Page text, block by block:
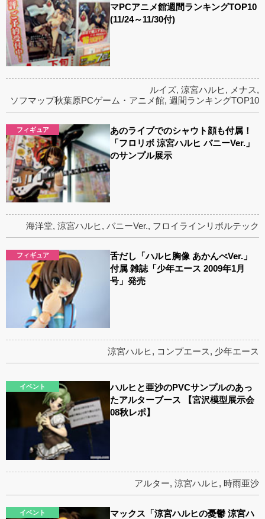
マPCアニメ館週間ランキングTOP10
(11/24～11/30付)
ルイズ, 涼宮ハルヒ , メナス,
ソフマップ秋葉原PCゲーム・アニメ館, 週間ランキングTOP10
フィギュア
あのライブでのシャウト顔も付属！
「フロリボ 涼宮ハルヒ バニーVer.」
のサンプル展示
海洋堂, 涼宮ハルヒ , バニーVer., フロイラインリボルテック
フィギュア
舌だし「ハルヒ胸像 あかんべVer.」
付属 雑誌「少年エース 2009年1月
号」発売
涼宮ハルヒ, コンプエース, 少年エース
イベント
ハルヒと亜沙のPVCサンプルのあっ
たアルターブース 【宮沢模型展示会
08秋レポ】
アルター, 涼宮ハルヒ , 時雨亜沙
イベント
マックス「涼宮ハルヒの憂鬱 涼宮ハ